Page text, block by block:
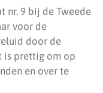
nr. 9 bij de Tweede
voor de
door de
is prettig om op
en over te